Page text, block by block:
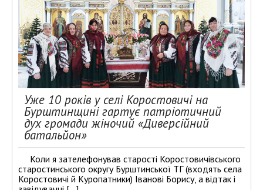
Уже 10 років у селі Коростовичі на
Бурштинщині гартує патріотичний
дух громади жіночий «Диверсійний
батальйон»
Коли я зателефонував старості Коростовичівського
старостинського округу Бурштинської ТГ (входять села
Коростовичі й Куропатники) Іванові Борису, а відтак і